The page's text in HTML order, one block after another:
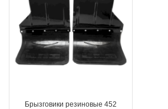
Брызговики резиновые 452